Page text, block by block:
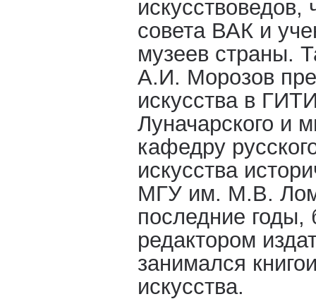
искусствоведов,
совета ВАК и
музеев страны.
А.И. Морозов
искусства в
Луначарского и
кафедру
искусства
МГУ им. М.В.
последние годы,
редактором
занимался
искусства.